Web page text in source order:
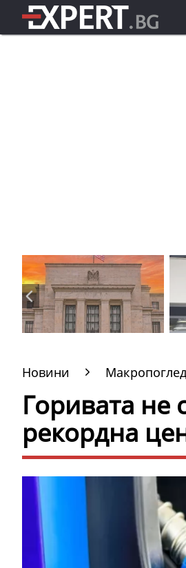
Новини Макропоглед
Горивата не
рекордна